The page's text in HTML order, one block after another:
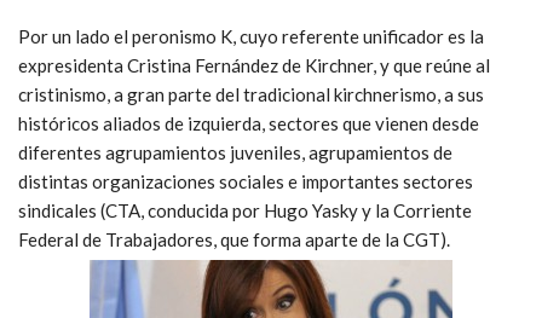
Por un lado el peronismo K, cuyo referente unificador es la
expresidenta Cristina Fernández de Kirchner, y que reúne al
cristinismo, a gran parte del tradicional kirchnerismo, a sus
históricos aliados de izquierda, sectores que vienen desde
diferentes agrupamientos juveniles, agrupamientos de
distintas organizaciones sociales e importantes sectores
sindicales (CTA, conducida por Hugo Yasky y la Corriente
Federal de Trabajadores, que forma aparte de la CGT).